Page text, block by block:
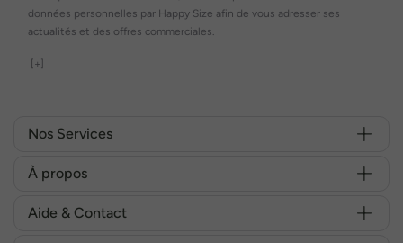
données personnelles par Happy Size afin de vous adresser ses
actualités et des offres commerciales.
[+]
Nos Services
À propos
Aide & Contact